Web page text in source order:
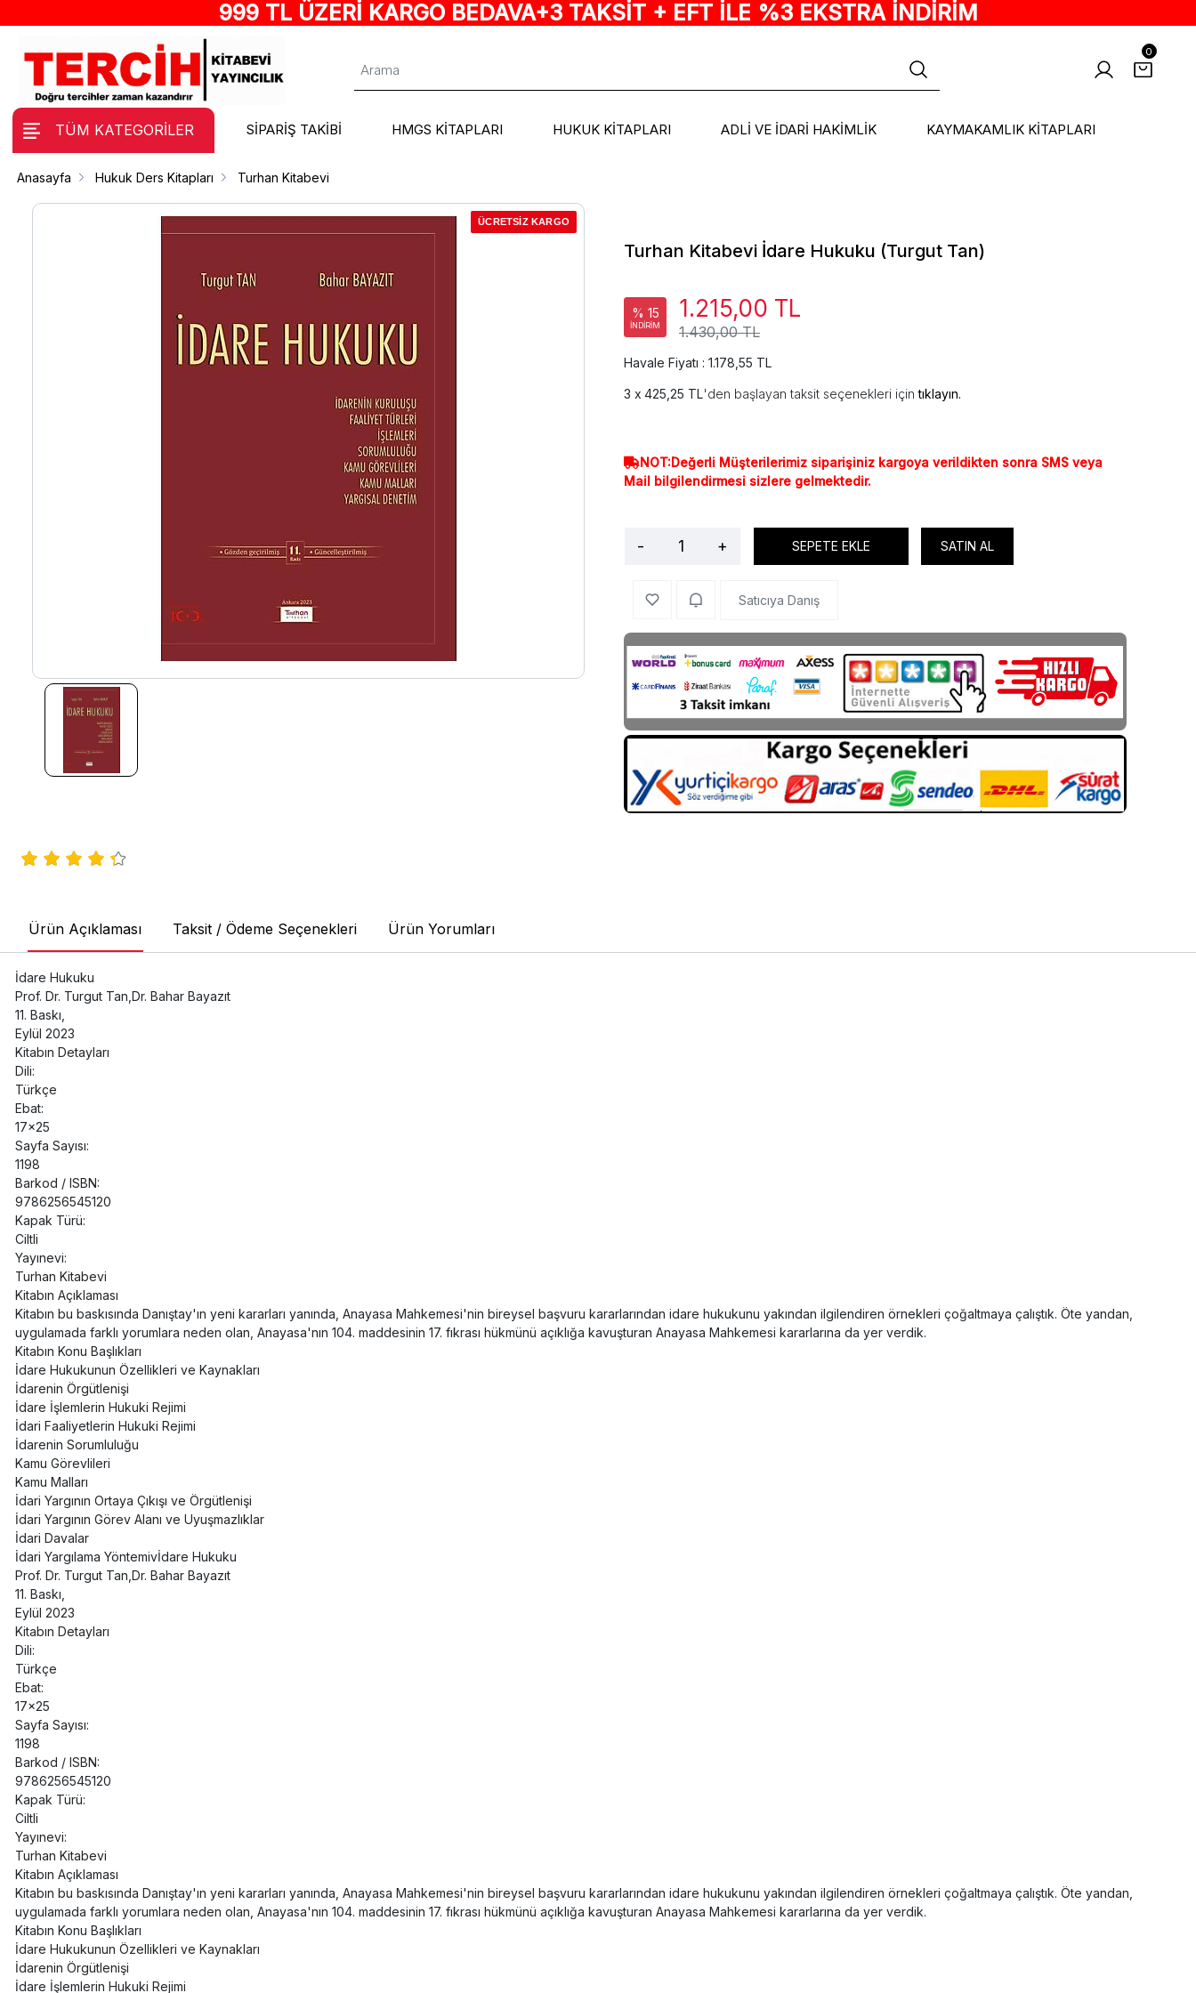
999 TL ÜZERİ KARGO BEDAVA+3 TAKSİT + EFT İLE %3 EKSTRA İNDİRİM
0
TÜM KATEGORİLER SİPARİŞ TAKİBİ HMGS KİTAPLARI HUKUK KİTAPLARI ADLİ VE İDARİ HAKİMLİK KAYMAKAMLIK KİTAPLARI
Anasayfa Hukuk Ders Kitapları Turhan Kitabevi
ÜCRETSİZ KARGO
Turhan Kitabevi İdare Hukuku (Turgut Tan)
% 15
İNDİRİM 1.430,00 TL
1.215,00 TL
Havale Fiyatı : 1.178,55 TL
425,25 TL'den başlayan taksit seçenekleri içintıklayın.
NOT:Değerli Müşterilerimiz siparişiniz kargoya verildikten sonra SMS veya
Mail bilgilendirmesi sizlere gelmektedir.
- + SEPETE EKLE SATIN AL
Satıcıya Danış
Ürün Açıklaması Taksit / Ödeme Seçenekleri Ürün Yorumları
İdare Hukuku
Prof. Dr. Turgut Tan,Dr. Bahar Bayazıt
11. Baskı,
Eylül 2023
Kitabın Detayları
Dili:
Türkçe
Ebat:
17x25
Sayfa Sayısı:
1198
Barkod / ISBN:
9786256545120
Kapak Türü:
Ciltli
Yayınevi:
Turhan Kitabevi
Kitabın Açıklaması
Kitabın bu baskısında Danıştay'ın yeni kararları yanında, Anayasa Mahkemesi'nin bireysel başvuru kararlarından idare hukukunu yakından ilgilendiren örnekleri çoğaltmaya çalıştık. Öte yandan,
uygulamada farklı yorumlara neden olan, Anayasa'nın 104. maddesinin 17. fıkrası hükmünü açıklığa kavuşturan Anayasa Mahkemesi kararlarına da yer verdik.
Kitabın Konu Başlıkları
İdare Hukukunun Özellikleri ve Kaynakları
İdarenin Örgütlenişi
İdare İşlemlerin Hukuki Rejimi
İdari Faaliyetlerin Hukuki Rejimi
İdarenin Sorumluluğu
Kamu Görevlileri
Kamu Malları
İdari Yargının Ortaya Çıkışı ve Örgütlenişi
İdari Yargının Görev Alanı ve Uyuşmazlıklar
İdari Davalar
İdari Yargılama Yöntemivİdare Hukuku
Prof. Dr. Turgut Tan,Dr. Bahar Bayazıt
11. Baskı,
Eylül 2023
Kitabın Detayları
Dili:
Türkçe
Ebat:
17x25
Sayfa Sayısı:
1198
Barkod / ISBN:
9786256545120
Kapak Türü:
Ciltli
Yayınevi:
Turhan Kitabevi
Kitabın Açıklaması
Kitabın bu baskısında Danıştay'ın yeni kararları yanında, Anayasa Mahkemesi'nin bireysel başvuru kararlarından idare hukukunu yakından ilgilendiren örnekleri çoğaltmaya çalıştık. Öte yandan,
uygulamada farklı yorumlara neden olan, Anayasa'nın 104. maddesinin 17. fıkrası hükmünü açıklığa kavuşturan Anayasa Mahkemesi kararlarına da yer verdik.
Kitabın Konu Başlıkları
İdare Hukukunun Özellikleri ve Kaynakları
İdarenin Örgütlenişi
İdare İşlemlerin Hukuki Rejimi